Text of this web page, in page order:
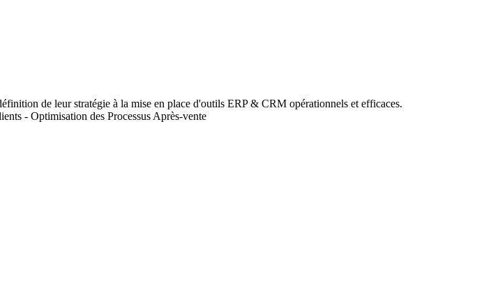
de leur stratégie à la mise en place d'outils ERP & CRM opérationnels et efficaces.
- Optimisation des Processus Après-vente